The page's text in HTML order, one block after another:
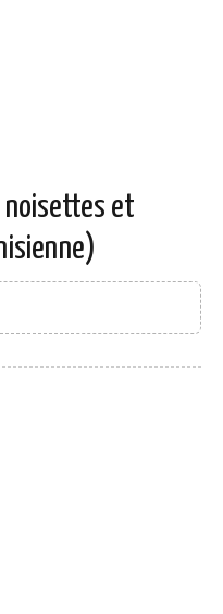
noisettes et